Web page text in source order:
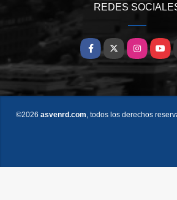
REDES
Facebook
X Instagram
©2026 asvenrd.com, todos los derechos